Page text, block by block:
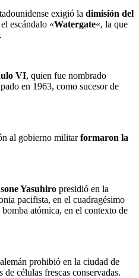
exigió la dimisión del
escándalo «Watergate«, la que
VI, quien fue nombrado
en 1963, como sucesor de
al gobierno militarformaron la
Yasuhiro presidió en la
pacifista, en el cuadragésimo
atómica, en el contexto de
alemán prohibió en la ciudad de
células frescas conservadas.